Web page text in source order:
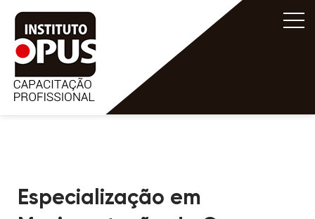
Especialização em